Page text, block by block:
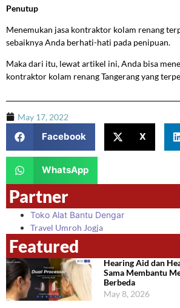
Penutup
Menemukan jasa kontraktor kolam renang
sebaiknya Anda berhati-hati pada penipuan.
Maka dari itu, lewat artikel ini, Anda bisa
kontraktor kolam renang Tangerang yang
May 17, 2022
Facebook X
WhatsApp
Partner
Toko Alat Bantu Dengar
Travel Umroh Jogja
Featured
Hearing Aid dan
Sama Membantu
Berbeda
May 8, 2026